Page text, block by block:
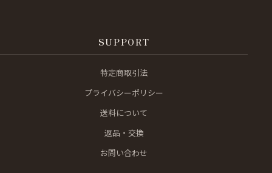
SUPPORT
特定商取引法
プライバシーポリシー
送料について
返品・交換
お問い合わせ